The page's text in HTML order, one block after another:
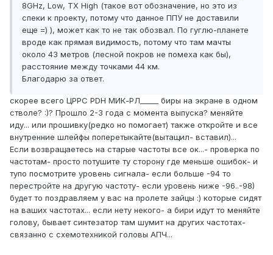
8GHz, Low, TX High (такое вот обозначение, но это из
спеки к проекту, потому что данное ППУ не доставили
еще =) ), может как то не так обозвал. По гуглю-планете
вроде как прямая видимость, потому что там мачты
около 43 метров (лесной покров не помеха как бы),
расстояние между точками 44 км.
Благодарю за ответ.
скорее всего ЦРРС PDH МИК-РЛ_____ биры на экране в одном
стволе? :)? Прошло 2-3 года с момента выпуска? меняйте
иду... или прошивку(редко но помогает) также откройте и все
внутренние шлейфы поперетыкайте(вытащил- вставил)...
Если возвращаетесь на старые частоты все ок...- проверка по
частотам- просто потушите ту сторону где меньше ошибок- и
тупо посмотрите уровень сигнала- если больше -94 то
перестройте на другую частоту- если уровень ниже -96..-98)
будет то поздравляем у вас на пролете зайцы :) которые сидят
на ваших частотах... если нету некого- а бири идут то меняйте
голову, бывает синтезатор там шумит на других частотах-
связанно с схемотехникой головы АПЧ...